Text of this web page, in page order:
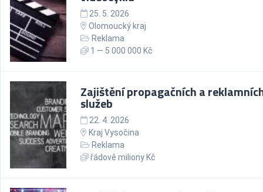
25. 5. 2026
Olomoucký kraj
Reklama
1 — 5 000 000 Kč
Zajištění propagačních a
služeb
22. 4. 2026
Kraj Vysočina
Reklama
řádově miliony Kč